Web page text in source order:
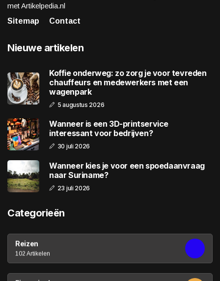
met Artikelpedia.nl
Sitemap
Contact
Nieuwe artikelen
Koffie onderweg: zo zorg je voor tevreden
chauffeurs en medewerkers met een
wagenpark
5 augustus 2026
Wanneer is een 3D-printservice
interessant voor bedrijven?
30 juli 2026
Wanneer kies je voor een spoedaanvraag
naar Suriname?
23 juli 2026
Categorieën
Reizen
102 Artikelen